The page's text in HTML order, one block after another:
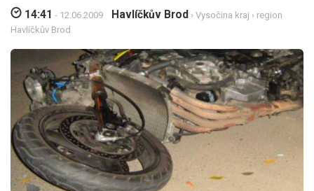
14:41 - 12.06.2009 Havlíčkův Brod › Vysočina kraj › region
Havlíčkův Brod